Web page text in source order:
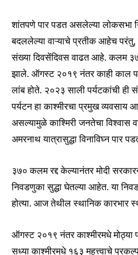
or click the subscribe button
your privacy and won't spam
safe with us.
6,300
शांतपणे पार पडत असलेल्या लोकसभा
बदललेल्या वाऱ्याचे प्रतीक आहेच परंतु,
संख्या दिवसेंदिवस वाढत आहे. कलम
झाले. ऑगस्ट २०१९ नंतर काही काल
लांब होते. २०२३ साली पर्यटकांची ही
पर्यटन हा काश्मीरचा प्रमुख व्यवसाय
असल्यामुळे काश्मिरी जनतेचा
अमरनाथ यात्रासुद्धा विनाविघ्न पार
३७० कलम रद्द केल्यानंतर मोदी
निवडणुका सुद्धा घेतल्या आहेत. या
होत्या. आज तेथील स्थानिक कारभार
ऑगस्ट २०१९ नंतर काश्मीरमधे मोठ्या
सध्या काश्मीरमधे १६३ महत्त्वाचे